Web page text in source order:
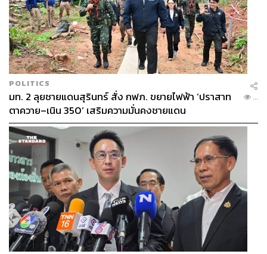
POLITICS
มท. 2 ลุยชายแดนสุรินทร์ สั่ง กฟภ. ขยายไฟฟ้า ‘ปราสาท
ตาควาย–เนิน 350’ เสริมความมั่นคงชายแดน
...